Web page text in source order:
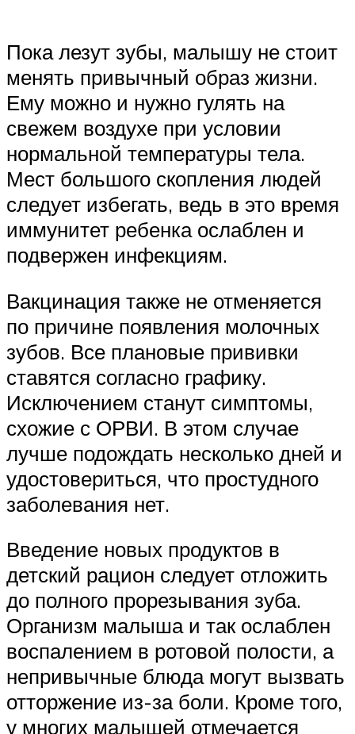
Пока лезут зубы, малышу не стоит
менять привычный образ жизни.
Ему можно и нужно гулять на
свежем воздухе при условии
нормальной температуры тела.
Мест большого скопления людей
следует избегать, ведь в это время
иммунитет ребенка ослаблен и
подвержен инфекциям.
Вакцинация также не отменяется
по причине появления молочных
зубов. Все плановые прививки
ставятся согласно графику.
Исключением станут симптомы,
схожие с ОРВИ. В этом случае
лучше подождать несколько дней и
удостовериться, что простудного
заболевания нет.
Введение новых продуктов в
детский рацион следует отложить
до полного прорезывания зуба.
Организм малыша и так ослаблен
воспалением в ротовой полости, а
непривычные блюда могут вызвать
отторжение из-за боли. Кроме того,
у многих малышей отмечается